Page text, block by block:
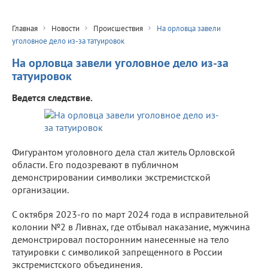
Главная Новости Происшествия
На орловца завели
уголовное дело из-за татуировок
На орловца завели уголовное дело из-за
татуировок
Ведется следствие.
Фигурантом уголовного дела стал житель Орловской
области. Его подозревают в публичном
демонстрировании символики экстремистской
организации.
С октября 2023-го по март 2024 года в исправительной
колонии №2 в Ливнах, где отбывал наказание, мужчина
демонстрировал посторонним нанесенные на тело
татуировки с символикой запрещенного в России
экстремистского объединения.